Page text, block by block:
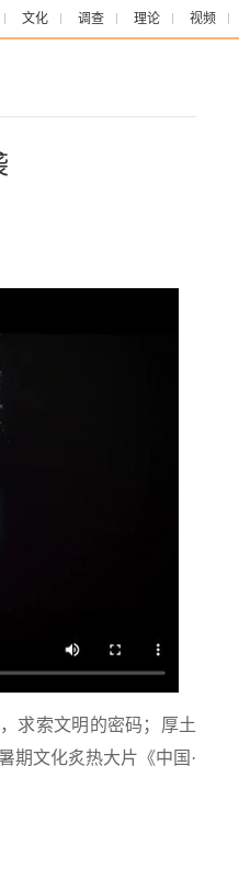
文化 调查 理论 视频
求索文明的密码；厚土
期文化炙热大片《中国·